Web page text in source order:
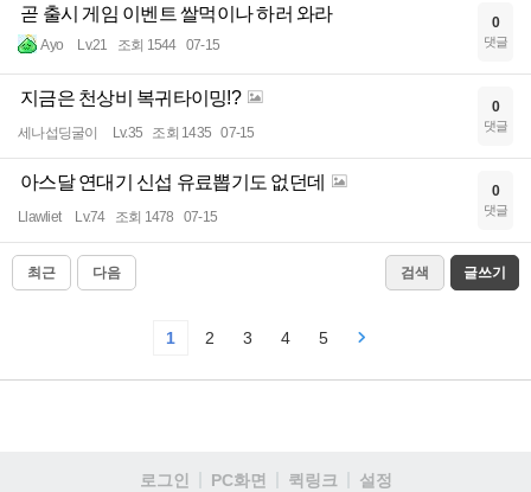
곧 출시 게임 이벤트 쌀먹이나 하러 와라
Ayo Lv.21 조회 1544 07-15
0
댓글
지금은 천상비 복귀타이밍!?
세나섭딩굴이 Lv.35 조회 1435 07-15
0
댓글
아스달 연대기 신섭 유료뽑기도 없던데
Llawliet Lv.74 조회 1478 07-15
0
댓글
최근 다음 검색 글쓰기
1 2 3 4 5
로그인 PC화면 퀵링크
설정